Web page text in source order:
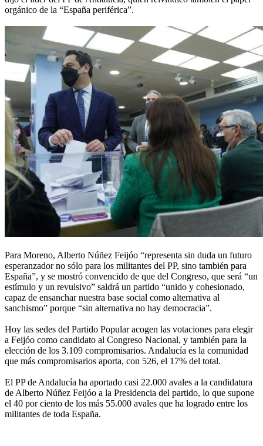
orgánico de la “España periférica”.
Para Moreno, Alberto Núñez Feijóo “representa sin duda un futuro
esperanzador no sólo para los militantes del PP, sino también para
España”, y se mostró convencido de que del Congreso, que será “un
estímulo y un revulsivo” saldrá un partido “unido y cohesionado,
capaz de ensanchar nuestra base social como alternativa al
sanchismo” porque “sin alternativa no hay democracia”.
Hoy las sedes del Partido Popular acogen las votaciones para elegir
a Feijóo como candidato al Congreso Nacional, y también para la
elección de los 3.109 compromisarios. Andalucía es la comunidad
que más compromisarios aporta, con 526, el 17% del total.
El PP de Andalucía ha aportado casi 22.000 avales a la candidatura
de Alberto Núñez Feijóo a la Presidencia del partido, lo que supone
el 40 por ciento de los más 55.000 avales que ha logrado entre los
militantes de toda España.